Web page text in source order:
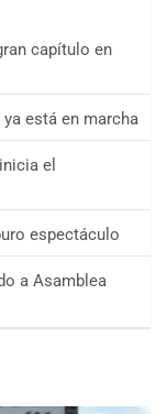
capítulo en
ya está en marcha
el
espectáculo
a Asamblea